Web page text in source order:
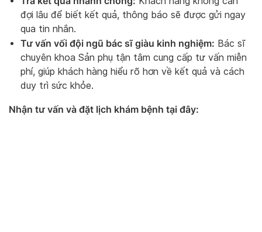
đợi lâu để biết kết quả, thông báo sẽ được gửi ngay
qua tin nhắn.
Tư vấn vối đội ngũ bác sĩ giàu kinh nghiệm: Bác sĩ
chuyên khoa Sản phụ tận tâm cung cấp tư vấn miễn
phí, giúp khách hàng hiểu rõ hơn về kết quả và cách
duy trì sức khỏe.
Nhận tư vấn và đặt lịch khám bệnh tại đây: